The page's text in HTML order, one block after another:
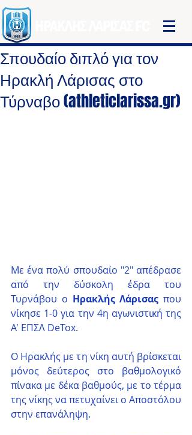
Σπουδαίο διπλό για τον
Ηρακλή Λάρισας στο
Τύρναβο (athleticlarissa.gr)
Με ένα πολύ σπουδαίο "2" απέδρασε
από την δύσκολη έδρα του
Τυρνάβου ο Ηρακλής Λάρισας που
νίκησε 1-0 για την 4η αγωνιστική της
Α' ΕΠΣΛ DeTox.
O Ηρακλής με τη νίκη αυτή βρίσκεται
μόνος δεύτερος στο βαθμολογικό
πίνακα με δέκα βαθμούς, με το τέρμα
της νίκης να πετυχαίνει ο Αποστόλου
στην επανάληψη.